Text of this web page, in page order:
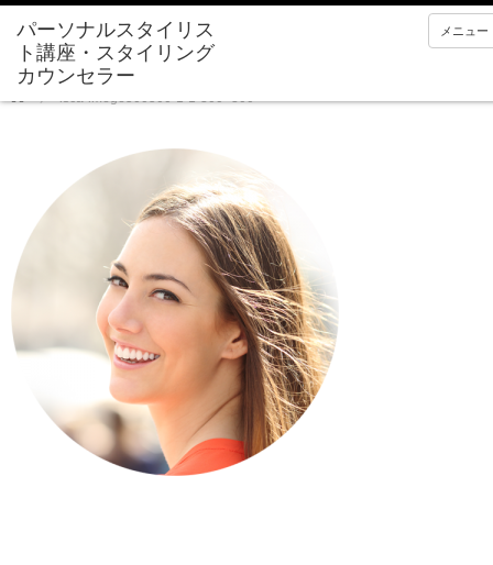
メニュー
isca-imege500500-1-1-300×300